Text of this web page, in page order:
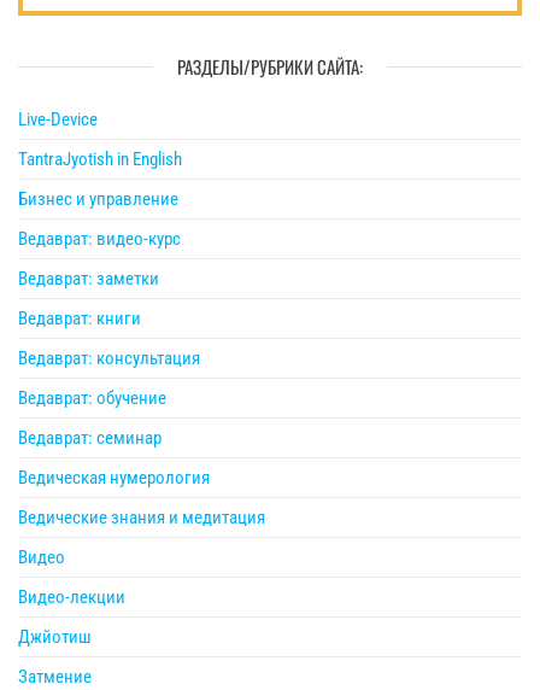
РАЗДЕЛЫ/РУБРИКИ САЙТА:
Live-Device
TantraJyotish in English
Бизнес и управление
Ведаврат: видео-курс
Ведаврат: заметки
Ведаврат: книги
Ведаврат: консультация
Ведаврат: обучение
Ведаврат: семинар
Ведическая нумерология
Ведические знания и медитация
Видео
Видео-лекции
Джйотиш
Затмение